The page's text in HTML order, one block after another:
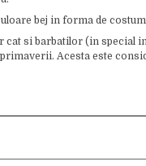
bej in forma de
si barbatilor (in special
Acesta este